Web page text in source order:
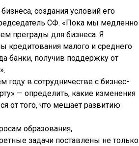
создания условий его
СФ. «Пока мы медленно
преграды для бизнеса. Я
кредитования малого и среднего
банки, получив поддержку от
в сотрудничестве с бизнес-
— определить, какие изменения
от того, что мешает развитию
образования,
задачи поставлены не только